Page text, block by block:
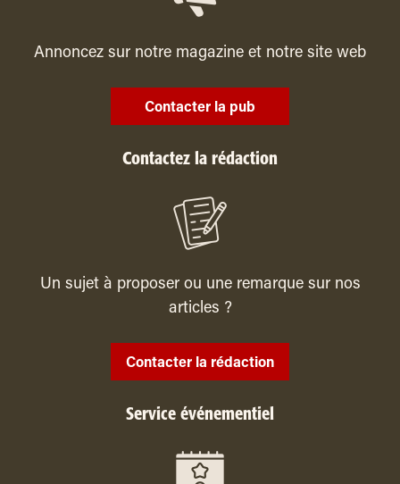
Annoncez sur notre magazine et notre site web
Contacter la pub
Contactez la rédaction
Un sujet à proposer ou une remarque sur nos
articles ?
Contacter la rédaction
Service événementiel